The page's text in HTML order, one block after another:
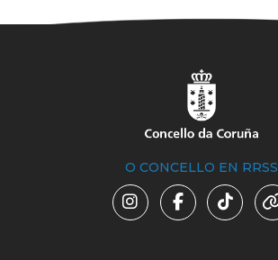
O CONCELLO EN RRSS